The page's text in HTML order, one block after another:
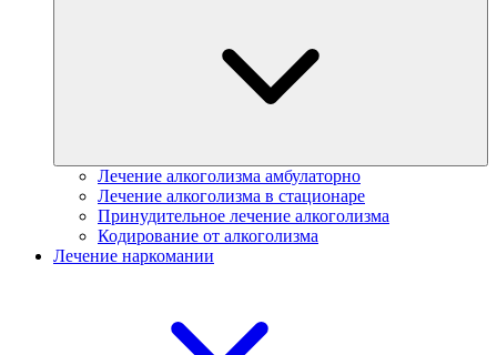
Лечение алкоголизма амбулаторно
Лечение алкоголизма в стационаре
Принудительное лечение алкоголизма
Кодирование от алкоголизма
Лечение наркомании